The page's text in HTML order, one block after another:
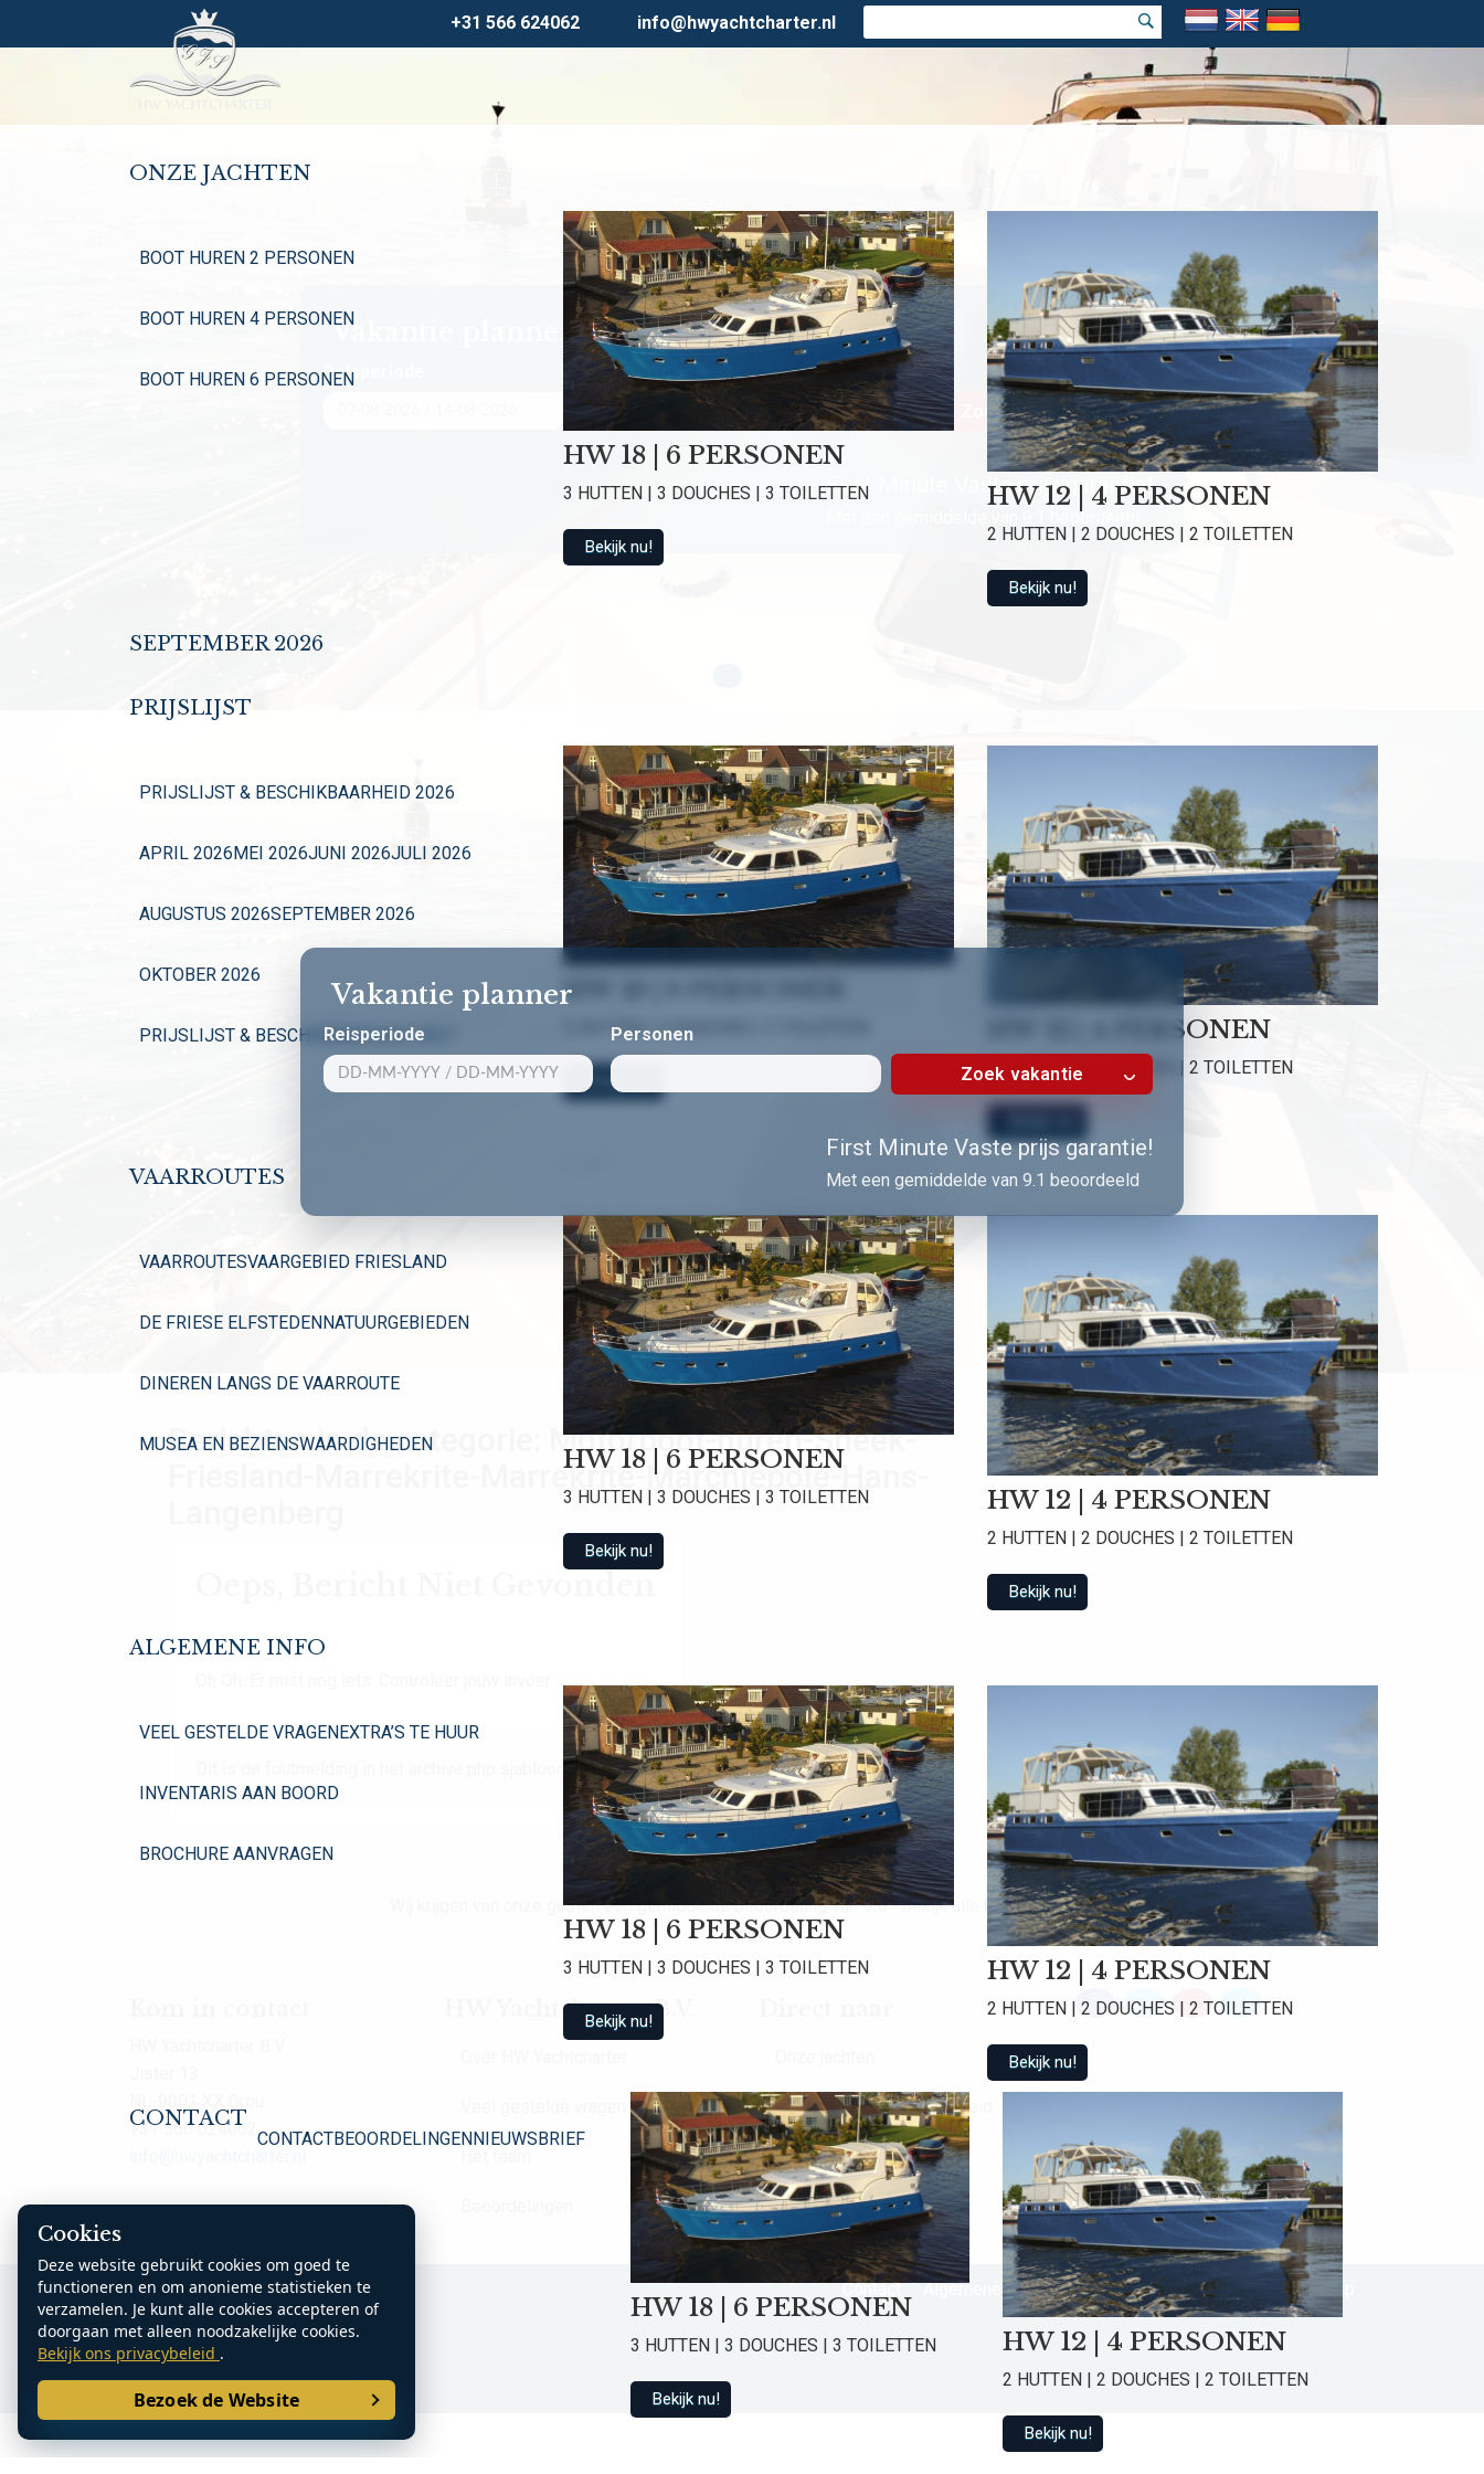
+31 566 624062 info@hwyachtcharter.nl
Vakantie planner
Reisperiode
Personen
Zoek vakantie
First Minute Vaste prijs garantie!
Met een gemiddelde van 9.1 beoordeeld
ONZE JACHTEN
BOOT HUREN 2 PERSONEN
BOOT HUREN 4 PERSONEN
BOOT HUREN 6 PERSONEN
HW 18 | 6 PERSONEN
3 HUTTEN | 3 DOUCHES | 3 TOILETTEN
Bekijk nu!
HW 12 | 4 PERSONEN
2 HUTTEN | 2 DOUCHES | 2 TOILETTEN
Bekijk nu!
SEPTEMBER 2026
PRIJSLIJST
PRIJSLIJST & BESCHIKBAARHEID 2026
APRIL 2026MEI 2026JUNI 2026JULI 2026
AUGUSTUS 2026SEPTEMBER 2026
OKTOBER 2026
PRIJSLIJST & BESCHIKBAARHEID 2027
HW 18 | 6 PERSONEN
3 HUTTEN | 3 DOUCHES | 3 TOILETTEN
Bekijk nu!
HW 12 | 4 PERSONEN
2 HUTTEN | 2 DOUCHES | 2 TOILETTEN
VAARROUTES
VAARROUTESVAARGEBIED FRIESLAND
DE FRIESE ELFSTEDEN NATUURGEBIEDEN
DINEREN LANGS DE VAARROUTE
MUSEA EN BEZIENSWAARDIGHEDEN HW 18 | 6 PERSONEN
3 HUTTEN | 3 DOUCHES | 3 TOILETTEN
Bekijk nu!
HW 12 | 4 PERSONEN
2 HUTTEN | 2 DOUCHES | 2 TOILETTEN
Bekijk nu!
ALGEMENE INFO
VEEL GESTELDE VRAGENEXTRA’S TE HUUR
INVENTARIS AAN BOORD
BROCHURE AANVRAGEN
HW 18 | 6 PERSONEN
3 HUTTEN | 3 DOUCHES | 3 TOILETTEN
Bekijk nu!
HW 12 | 4 PERSONEN
2 HUTTEN | 2 DOUCHES | 2 TOILETTEN
Bekijk nu!
CONTACT
CONTACTBEOORDELINGENNIEUWSBRIEF
HW 18 | 6 PERSONEN
3 HUTTEN | 3 DOUCHES | 3 TOILETTEN
Bekijk nu!
HW 12 | 4 PERSONEN
2 HUTTEN | 2 DOUCHES | 2 TOILETTEN
Bekijk nu!
Vakantie planner
Reisperiode
Personen
Zoek vakantie
First Minute Vaste prijs garantie!
Met een gemiddelde van 9.1 beoordeeld
Berichten in de categorie:
Motorboot-huren-Sneek-
Friesland-Marrekrite-Marrekrite-Marchjepole-Hans-
Wij krijgen van onze gasten een gemiddelde beoordeling van9.0!Bekijk alle beoordelingen
+31 566 624062
HW Yachtcharter B.V.
Prijslijst en beschikbaarheid
Nieuwsbrief
Contact
K.v.K. Noord Nederland: 70361185 Contact Algemene voorwaarden Privacy Statement Sitemap
Cookies
Deze website gebruikt cookies om goed te
functioneren en om anonieme statistieken te
verzamelen. Je kunt alle cookies accepteren of
doorgaan met alleen noodzakelijke cookies.
Bekijk ons privacybeleid .
Bezoek de Website